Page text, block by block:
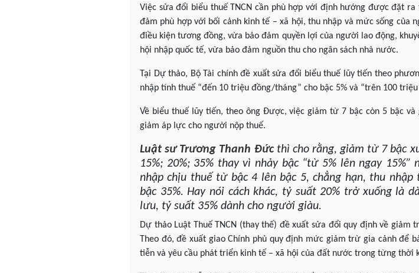
Việc sửa đổi biểu thuế TNCN cần phù hợp với định hướng được đặt
đảm phù hợp với bối cảnh kinh tế – xã hội, thu nhập và mức sống
điều kiện tương đồng, vừa bảo đảm quyền lợi của người lao động,
hội nhập quốc tế, vừa bảo đảm nguồn thu cho ngân sách nhà nước.
Tại Dự thảo, Bộ Tài chính đề xuất sửa đổi biểu thuế lũy tiến theo
nhập tính thuế “đến 10 triệu đồng/tháng” cho bậc 5% và “trên 100
Về biểu thuế lũy tiến, theo ông Được, việc giảm từ 7 bậc còn 5 bậc
giảm áp lực cho người nộp thuế.
Luật sư Trương Thanh Đức thì cho rằng, giảm từ 7 bậc
15%; 20%; 35% thay vì nhảy bậc “từ 5% lên ngay
nhập chịu thuế từ bậc 4 lên bậc 5, chẳng hạn, thu
bậc 35%. Hay nói cách khác, tỷ suất 20% trở xuống là
lưu, tỷ suất 35% dành cho người giàu.
Dự thảo Luật Thuế TNCN (thay thế) đề xuất sửa đổi quy định về
Theo đó, đề xuất giao Chính phủ quy định mức giảm trừ gia cảnh để
tiễn và yêu cầu phát triển kinh tế – xã hội của đất nước trong từng thời